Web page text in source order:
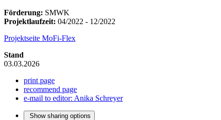
Förderung: SMWK
Projektlaufzeit: 04/2022 - 12/2022
Projektseite MoFi-Flex
Stand
03.03.2026
print page
recommend page
e-mail to editor: Anika Schreyer
Show sharing options